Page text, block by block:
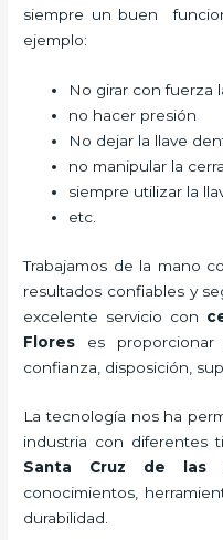
siempre un buen
ejemplo:
No girar con fuerza
no hacer presión
No dejar la llave
no manipular la
siempre utilizar la
etc.
Trabajamos de la mano
resultados confiables y
excelente servicio con
Flores es proporcionar
confianza, disposición,
La tecnología nos ha
industria con diferentes
Santa Cruz de las
conocimientos,
durabilidad.